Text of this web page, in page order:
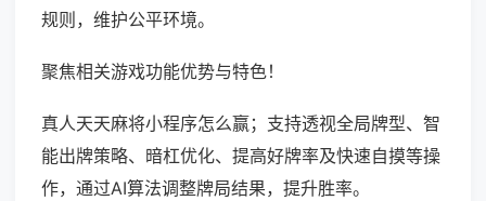
规则，维护公平环境。
聚焦相关游戏功能优势与特色！
真人天天麻将小程序怎么赢；支持透视全局牌型、智
能出牌策略、暗杠优化、提高好牌率及快速自摸等操
作，通过AI算法调整牌局结果，提升胜率。